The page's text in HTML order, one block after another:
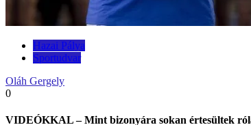
Hazai Pálya
Sportudvar
Oláh Gergely
0
VIDEÓKKAL – Mint bizonyára sokan értesültek